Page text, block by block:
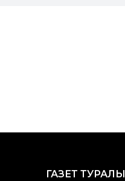
ГАЗЕТ ТУРАЛЫ